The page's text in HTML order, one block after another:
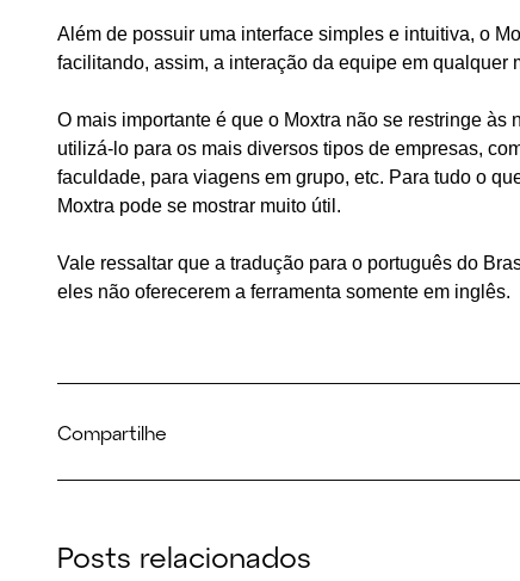
Além de possuir uma interface simples e intuitiva, o
facilitando, assim, a interação da equipe em qualquer
O mais importante é que o Moxtra não se restringe
utilizá-lo para os mais diversos tipos de empresas,
faculdade, para viagens em grupo, etc. Para tudo o
Moxtra pode se mostrar muito útil.
Vale ressaltar que a tradução para o português do
eles não oferecerem a ferramenta somente em inglês.
Compartilhe
Posts relacionados